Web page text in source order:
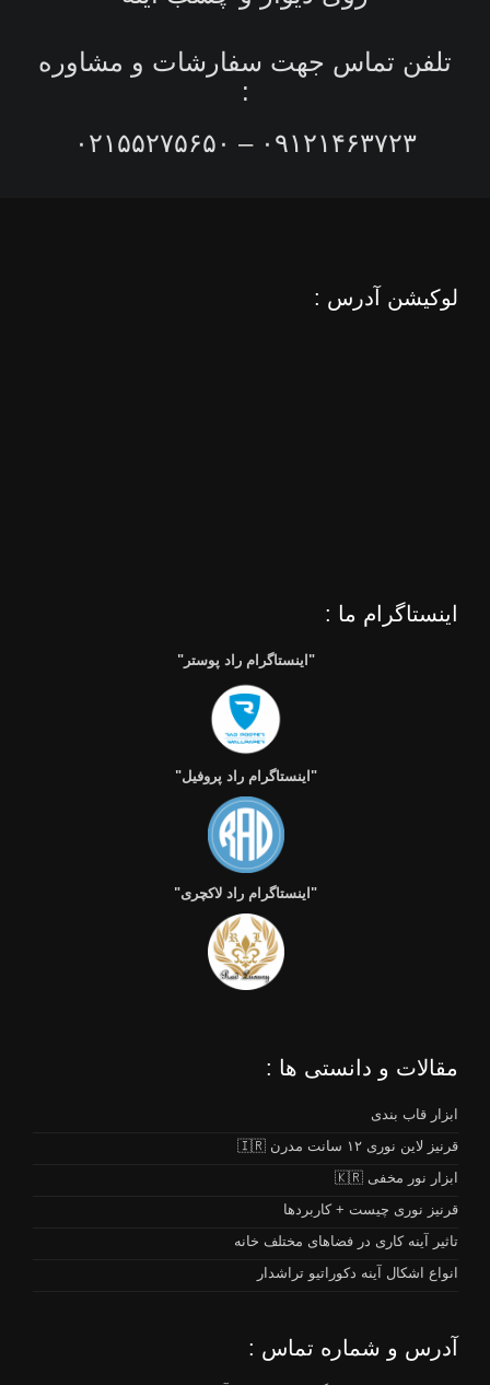
تلفن تماس جهت سفارشات و مشاوره
:
۰۹۱۲۱۴۶۳۷۲۳ – ۰۲۱۵۵۲۷۵۶۵۰
لوکیشن آدرس :
اینستاگرام ما :
"اینستاگرام راد پوستر"
"اینستاگرام راد پروفیل"
"اینستاگرام راد لاکچری"
مقالات و دانستی ها :
ابزار قاب بندی
قرنیز لاین نوری ۱۲ سانت مدرن 🇮🇷
ابزار نور مخفی 🇰🇷
قرنیز نوری چیست + کاربردها
تاثیر آینه کاری در فضاهای مختلف خانه
انواع اشکال آینه دکوراتیو تراشدار
آدرس و شماره تماس :